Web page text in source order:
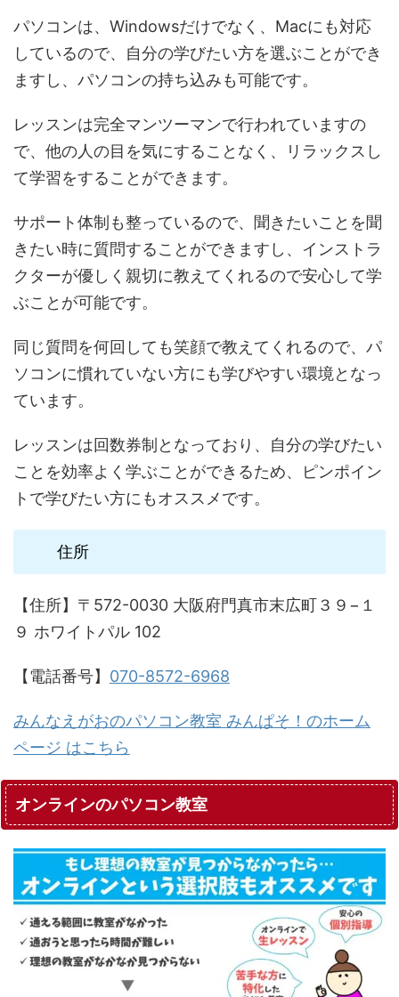
パソコンは、Windowsだけでなく、Macにも対応
しているので、自分の学びたい方を選ぶことができ
ますし、パソコンの持ち込みも可能です。
レッスンは完全マンツーマンで行われていますの
で、他の人の目を気にすることなく、リラックスし
て学習をすることができます。
サポート体制も整っているので、聞きたいことを聞
きたい時に質問することができますし、インストラ
クターが優しく親切に教えてくれるので安心して学
ぶことが可能です。
同じ質問を何回しても笑顔で教えてくれるので、パ
ソコンに慣れていない方にも学びやすい環境となっ
ています。
レッスンは回数券制となっており、自分の学びたい
ことを効率よく学ぶことができるため、ピンポイン
トで学びたい方にもオススメです。
住所
【住所】〒572-0030 大阪府門真市末広町３９−１
９ ホワイトパル 102
【電話番号】 070-8572-6968
みんなえがおのパソコン教室 みんぱそ！のホーム
ページ はこちら
オンラインのパソコン教室